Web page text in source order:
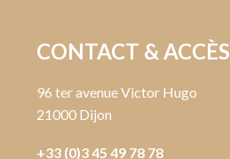
CONTACT & ACCÈS
96 ter avenue Victor Hugo
21000 Dijon
+33 (0)3 45 49 78 78